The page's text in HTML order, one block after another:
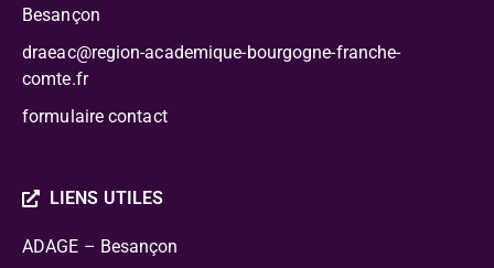
Besançon
draeac@region-academique-bourgogne-franche-
comte.fr
formulaire contact
LIENS UTILES
ADAGE – Besançon